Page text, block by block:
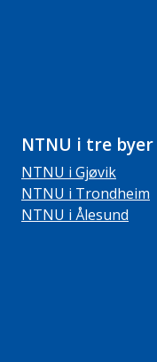
NTNU i tre byer
NTNU i Gjøvik
NTNU i Trondheim
NTNU i Ålesund